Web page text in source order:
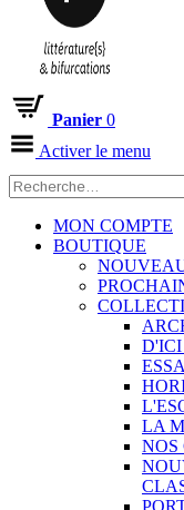
Panier 0
Activer le menu
MON COMPTE
BOUTIQUE
LA
NOS